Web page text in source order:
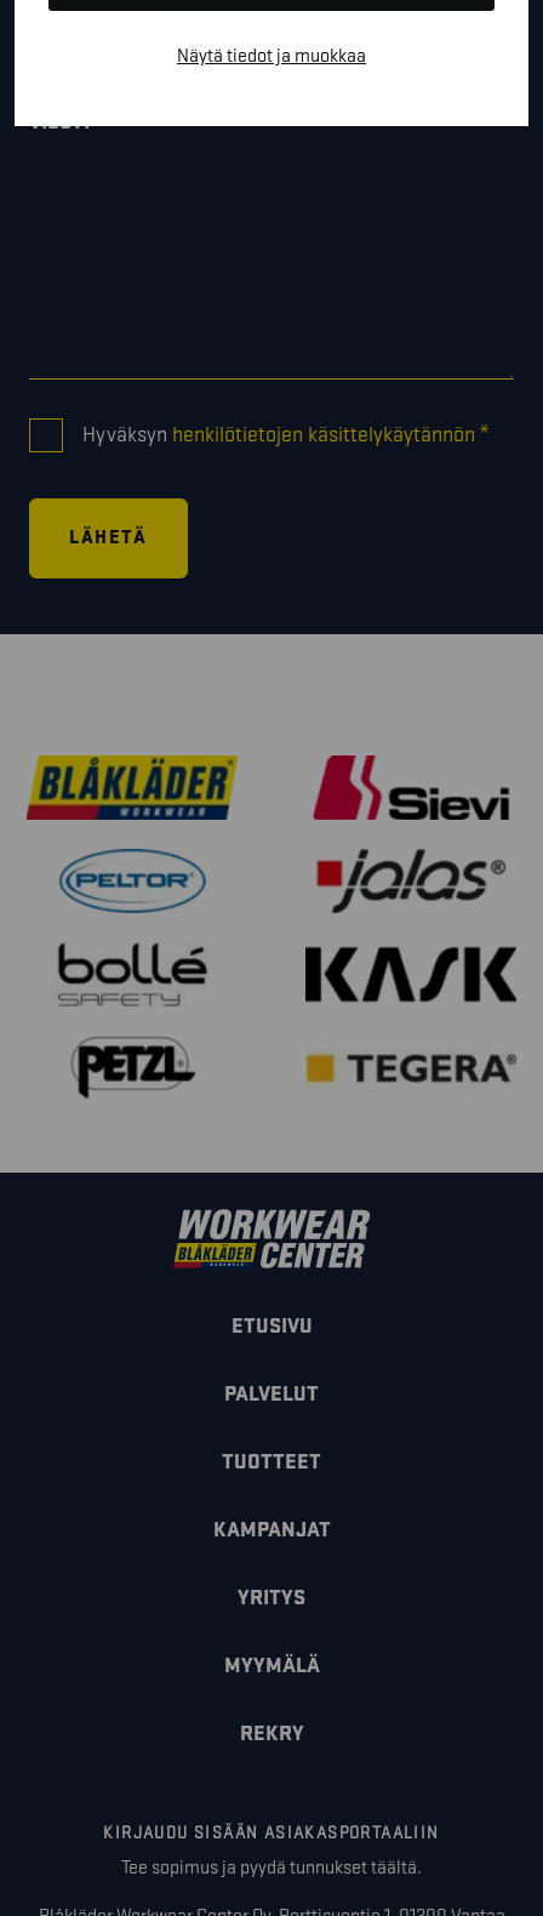
Näytä tiedot ja muokkaa
PAIKKAKUNTA
VIESTI
Hyväksyn henkilötietojen käsittelykäytännön *
ETUSIVU
PALVELUT
TUOTTEET
KAMPANJAT
YRITYS
MYYMÄLÄ
REKRY
KIRJAUDU SISÄÄN ASIAKASPORTAALIIN
Tee sopimus ja pyydä tunnukset täältä.